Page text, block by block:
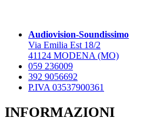
4.990,00 €
opzioni
possono
essere
scelte
Audiovision-Soundissimo
Via Emilia Est 18/2
41124 MODENA (MO)
059 236009
392 9056692
P.IVA 03537900361
INFORMAZIONI